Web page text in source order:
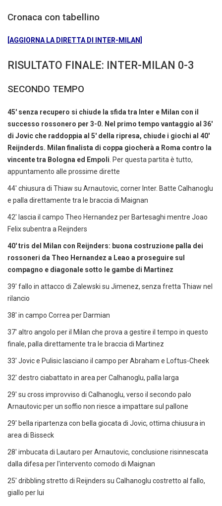
Cronaca con tabellino
[AGGIORNA LA DIRETTA DI INTER-MILAN]
RISULTATO FINALE: INTER-MILAN 0-3
SECONDO TEMPO
45' senza recupero si chiude la sfida tra Inter e Milan con il
successo rossonero per 3-0. Nel primo tempo vantaggio al 36'
di Jovic che raddoppia al 5' della ripresa, chiude i giochi al 40'
Reijnderds. Milan finalista di coppa giocherà a Roma contro la
vincente tra Bologna ed Empoli. Per questa partita è tutto,
appuntamento alle prossime dirette
44' chiusura di Thiaw su Arnautovic, corner Inter. Batte Calhanoglu
e palla direttamente tra le braccia di Maignan
42' lascia il campo Theo Hernandez per Bartesaghi mentre Joao
Felix subentra a Reijnders
40' tris del Milan con Reijnders: buona costruzione palla dei
rossoneri da Theo Hernandez a Leao a proseguire sul
compagno e diagonale sotto le gambe di Martinez
39' fallo in attacco di Zalewski su Jimenez, senza fretta Thiaw nel
rilancio
38' in campo Correa per Darmian
37' altro angolo per il Milan che prova a gestire il tempo in questo
finale, palla direttamente tra le braccia di Martinez
33' Jovic e Pulisic lasciano il campo per Abraham e Loftus-Cheek
32' destro ciabattato in area per Calhanoglu, palla larga
29' su cross improvviso di Calhanoglu, verso il secondo palo
Arnautovic per un soffio non riesce a impattare sul pallone
29' bella ripartenza con bella giocata di Jovic, ottima chiusura in
area di Bisseck
28' imbucata di Lautaro per Arnautovic, conclusione risinnescata
dalla difesa per l'intervento comodo di Maignan
25' dribbling stretto di Reijnders su Calhanoglu costretto al fallo,
giallo per lui